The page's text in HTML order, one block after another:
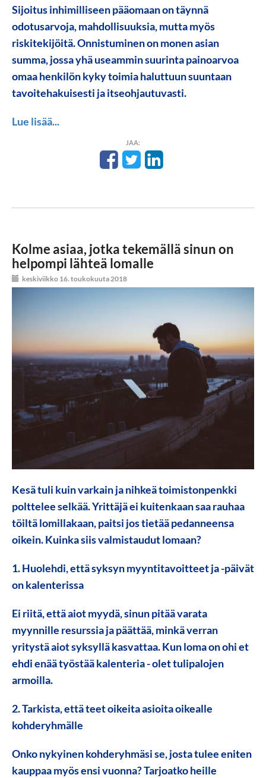
Sijoitus inhimilliseen pääomaan on täynnä
odotusarvoja, mahdollisuuksia, mutta myös
riskitekijöitä. Onnistuminen on monen asian
summa, jossa yhä useammin suurinta painoarvoa
omaa henkilön kyky toimia haluttuun suuntaan
tavoitehakuisesti ja itseohjautuvasti.
Lue lisää...
JAA:
Kolme asiaa, jotka tekemällä sinun on
helpompi lähteä lomalle
keskiviikko 16. toukokuuta 2018
Kesä tuli kuin varkain ja nihkeä toimistonpenkki
polttelee selkää. Yrittäjä ei kuitenkaan saa rauhaa
töiltä lomillakaan, paitsi jos tietää pedanneensa
oikein. Kuinka siis valmistaudut lomaan?
1. Huolehdi, että syksyn myyntitavoitteet ja -päivät
on kalenterissa
Ei riitä, että aiot myydä, sinun pitää varata
myynnille resurssia ja päättää, minkä verran
yritystä aiot syksyllä kasvattaa. Kun loma on ohi et
ehdi enää työstää kalenteria - olet tulipalojen
armoilla.
2. Tarkista, että teet oikeita asioita oikealle
kohderyhmälle
Onko nykyinen kohderyhmäsi se, josta tulee eniten
kauppaa myös ensi vuonna? Tarjoatko heille